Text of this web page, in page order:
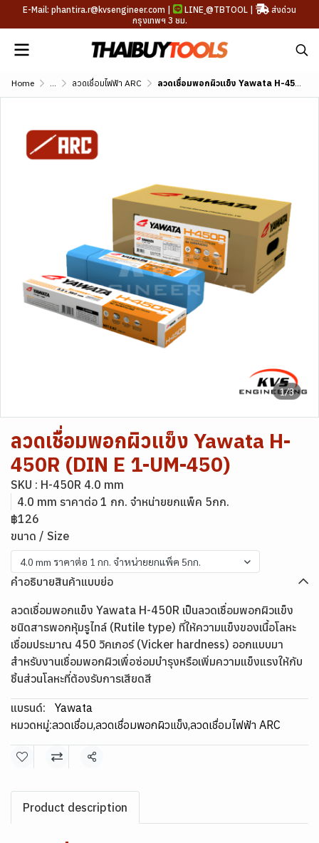
E-Mail: phantira.r@kvsengineer.com | LINE @TBTOOL |
ส่งด่วน
กรุงเทพฯ 3 ชม.
Home ... ลวดเชื่อมไฟฟ้า ARC ลวดเชื่อมพอกผิวแข็ง Yawata H-450R (DIN E 1-UM-450)
1/3
ลวดเชื่อมพอกผิวแข็ง Yawata H-
450R (DIN E 1-UM-450)
SKU : H-450R 4.0 mm
4.0 mm ราคาต่อ 1 กก. จำหน่ายยกแพ็ค 5กก.
฿126
ขนาด / Size
4.0 mm ราคาต่อ 1 กก. จำหน่ายยกแพ็ค 5กก.
คำอธิบายสินค้าแบบย่อ
ลวดเชื่อมพอกแข็ง Yawata H-450R เป็นลวดเชื่อมพอกผิวแข็ง
ชนิดสารพอกหุ้มรูไทล์ (Rutile type) ที่ให้ความแข็งของเนื้อโลหะ
เชื่อมประมาณ 450 วิคเกอร์ (Vicker hardness) ออกแบบมา
สำหรับงานเชื่อมพอกผิวเพื่อซ่อมบำรุงหรือเพิ่มความแข็งแรงให้กับ
ชิ้นส่วนโลหะที่ต้องรับการเสียดสี
แบรนด์:
Yawata
หมวดหมู่:ลวดเชื่อม,ลวดเชื่อมพอกผิวแข็ง,ลวดเชื่อมไฟฟ้า ARC
แชร์
Product description